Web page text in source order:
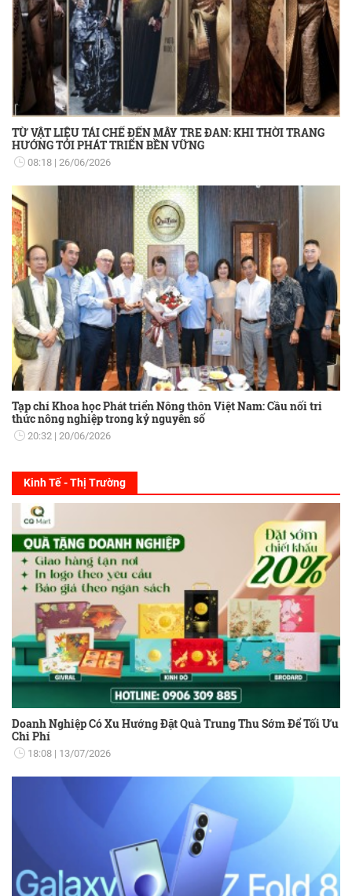
TỪ VẬT LIỆU TÁI CHẾ ĐẾN MÂY TRE ĐAN: KHI THỜI TRANG
HƯỚNG TỚI PHÁT TRIỂN BỀN VỮNG
08:18 26/06/2026
Tạp chí Khoa học Phát triển Nông thôn Việt Nam: Cầu nối tri
thức nông nghiệp trong kỷ nguyên số
20:32 20/06/2026
Kinh Tế - Thị Trường
Doanh Nghiệp Có Xu Hướng Đặt Quà Trung Thu Sớm Để Tối Ưu
Chi Phí
18:08 13/07/2026